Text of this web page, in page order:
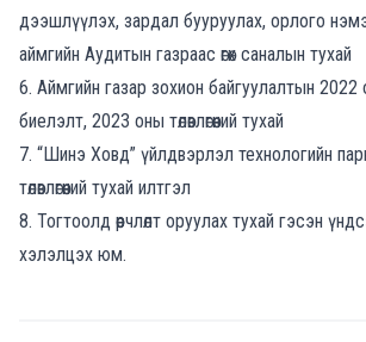
дээшлүүлэх, зардал бууруулах, орлого
аймгийн Аудитын газраас өгөх саналын тухай
6. Аймгийн газар зохион байгуулалтын 2022 оны
биелэлт, 2023 оны төлөвлөгөөний тухай
7. “Шинэ Ховд” үйлдвэрлэл технологийн
төлөвлөгөөний тухай илтгэл
8. Тогтоолд өөрчлөлт оруулах тухай гэсэн
хэлэлцэх юм.